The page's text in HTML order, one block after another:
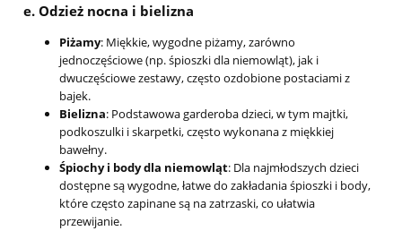
e. Odzież nocna i bielizna
Piżamy: Miękkie, wygodne piżamy, zarówno
jednoczęściowe (np. śpioszki dla niemowląt), jak i
dwuczęściowe zestawy, często ozdobione postaciami z
bajek.
Bielizna: Podstawowa garderoba dzieci, w tym majtki,
podkoszulki i skarpetki, często wykonana z miękkiej
bawełny.
Śpiochy i body dla niemowląt: Dla najmłodszych dzieci
dostępne są wygodne, łatwe do zakładania śpioszki i body,
które często zapinane są na zatrzaski, co ułatwia
przewijanie.